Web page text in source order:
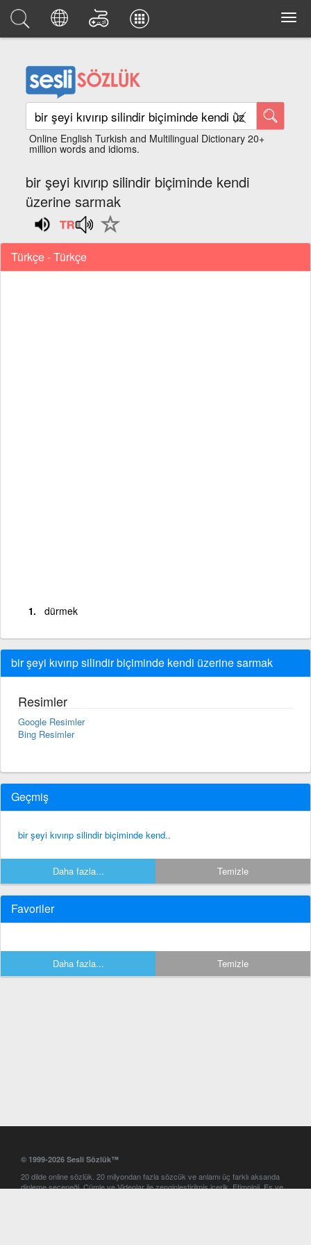
Online English Turkish and Multilingual Dictionary 20+
million words and idioms.
bir şeyi kıvırıp silindir biçiminde kendi
üzerine sarmak
Türkçe - Türkçe
dürmek
bir şeyi kıvırıp silindir biçiminde kendi üzerine sarmak
Resimler
Google Resimler
Bing Resimler
Geçmiş
bir şeyi kıvırıp silindir biçiminde kend..
Daha fazla... Temizle
Favoriler
Daha fazla... Temizle
© 1999-2026 Sesli Sözlük™
20 dilde online sözlük. 20 milyondan fazla sözcük ve anlamı üç farklı aksanda
dinleme seçeneği. Cümle ve Videolar ile zenginleştirilmiş içerik. Etimoloji, Eş ve